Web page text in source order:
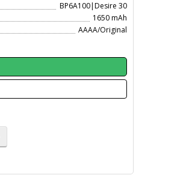
BP6A100|Desire 30
1650 mAh
AAAA/Original